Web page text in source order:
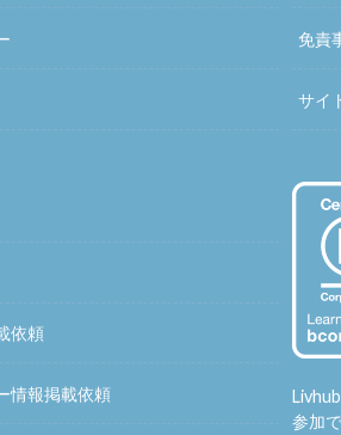
依頼
情報掲載依頼
免責
サイ
参加